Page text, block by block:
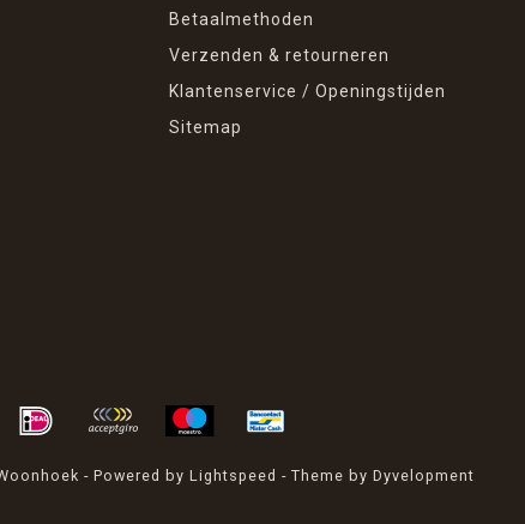
Betaalmethoden
Verzenden & retourneren
Klantenservice / Openingstijden
Sitemap
- Powered by Lightspeed - Theme by Dyvelopment